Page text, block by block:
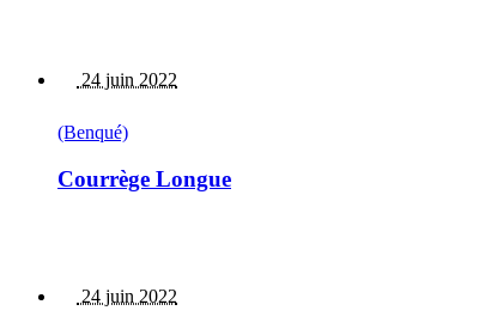
24 juin 2022
(Benqué)
Courrège Longue
24 juin 2022